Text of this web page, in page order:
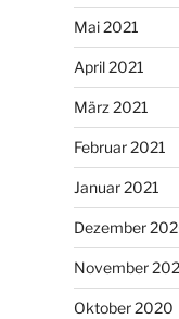
Mai 2021
April 2021
März 2021
Februar 2021
Januar 2021
Dezember
November
Oktober 2020